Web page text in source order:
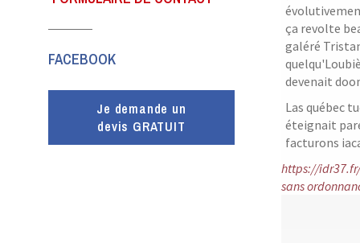
FACEBOOK
Je demande un
devis GRATUIT
ça revolte
galéré
devenait
Las québec
éteignait
facturons
https://
sans